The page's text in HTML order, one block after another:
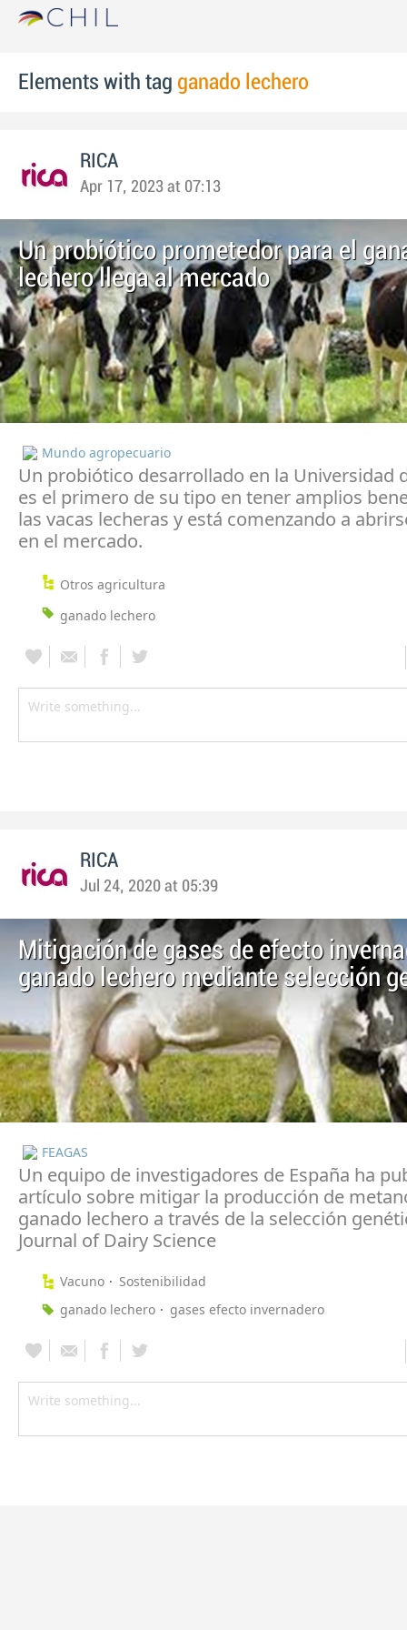
Elements with tag ganado lechero
RICA
Apr 17, 2023 at 07:13
Un probiótico prometedor para el
lechero llega al mercado
Mundo agropecuario
Un probiótico desarrollado en la Universidad
es el primero de su tipo en tener amplios
las vacas lecheras y está comenzando a
en el mercado.
Otros agricultura
ganado lechero
RICA
Jul 24, 2020 at 05:39
Mitigación de gases de efecto
ganado lechero mediante selección
FEAGAS
Un equipo de investigadores de España ha
artículo sobre mitigar la producción de
ganado lechero a través de la selección
Journal of Dairy Science
Vacuno
Sostenibilidad
ganado lechero
gases efecto invernadero